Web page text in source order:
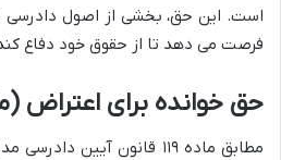
است. این حق، بخشی از اصول دادرسی
فرصت می دهد تا از حقوق خود دفاع
حق خوانده برای اعتراض (ماده ۱۱۹
مطابق ماده ۱۱۹ قانون آیین